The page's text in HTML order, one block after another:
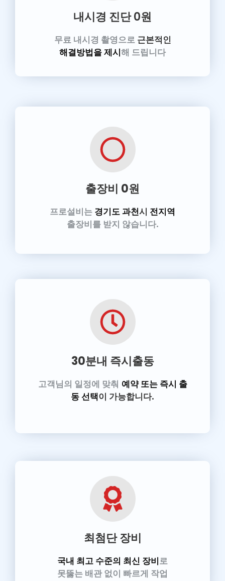
내시경 진단0원
무료 내시경 촬영으로 근본적인
해결방법을 제시해 드립니다
출장비 0원
프로설비는 경기도 과천시 전지역
출장비를 받지 않습니다.
30분내 즉시출동
고객님의 일정에 맞춰 예약 또는 즉시 출
동 선택이 가능합니다.
최첨단 장비
국내 최고 수준의 최신 장비로
못뚫는 배관 없이 빠르게 작업